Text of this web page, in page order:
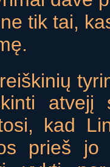
tik tai,
atvejį
kad
prieš